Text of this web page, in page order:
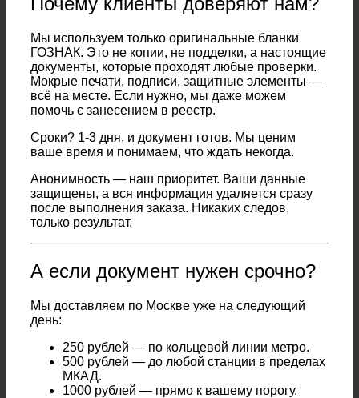
Мы используем только оригинальные бланки
ГОЗНАК. Это не копии, не подделки, а настоящие
документы, которые проходят любые проверки.
Мокрые печати, подписи, защитные элементы —
всё на месте. Если нужно, мы даже можем
помочь с занесением в реестр.
Сроки? 1-3 дня, и документ готов. Мы ценим
ваше время и понимаем, что ждать некогда.
Анонимность — наш приоритет. Ваши данные
защищены, а вся информация удаляется сразу
после выполнения заказа. Никаких следов,
только результат.
А если документ нужен срочно?
Мы доставляем по Москве уже на следующий
день:
250 рублей — по кольцевой линии метро.
500 рублей — до любой станции в пределах
МКАД.
1000 рублей — прямо к вашему порогу.